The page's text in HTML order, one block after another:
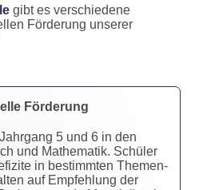
gibt es verschiedene
Förderung unserer
Förderung
5 und 6 in den
und Mathematik. Schüler
in bestimmten Themen­
auf Empfeh­lung der